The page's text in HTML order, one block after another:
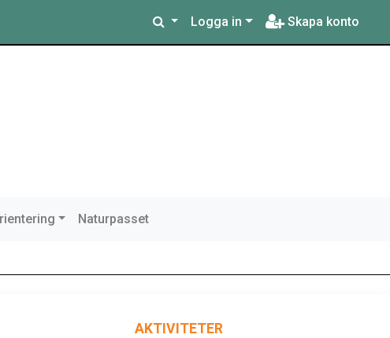
Logga in Skapa konto
Naturpasset
AKTIVITETER